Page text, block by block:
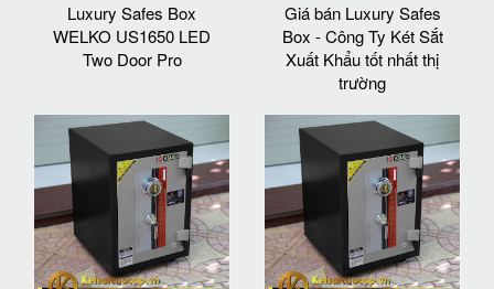
Luxury Safes Box
WELKO US1650 LED
Two Door Pro
Giá bán Luxury Safes
Box - Công Ty Két Sắt
Xuất Khẩu tốt nhất thị
trường